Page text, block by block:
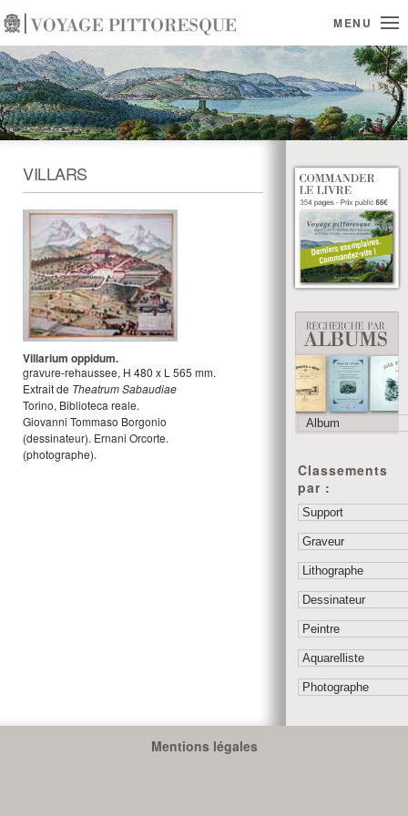
MENU
VILLARS
Villarium oppidum.
gravure-rehaussee, H 480 x L 565 mm.
Extrait de Theatrum Sabaudiae
Torino, Biblioteca reale.
Giovanni Tommaso Borgonio
(dessinateur). Ernani Orcorte.
(photographe).
Classements
par :
Mentions légales